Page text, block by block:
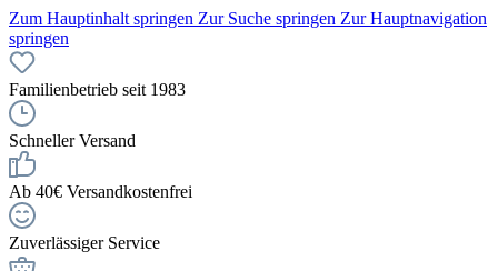
Zum Hauptinhalt springen Zur Suche springen Zur Hauptnavigation
springen
Familienbetrieb seit 1983
Schneller Versand
Ab 40€ Versandkostenfrei
Zuverlässiger Service